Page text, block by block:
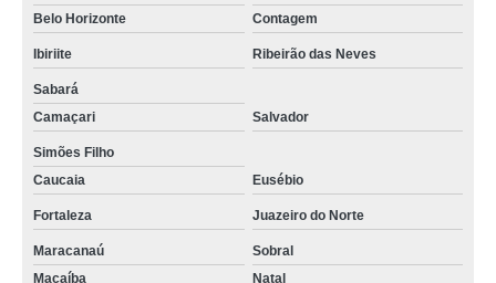
Belo Horizonte
Contagem
Ibiriite Ribeirão das Neves
Sabará
Camaçari
Salvador
Simões Filho
Caucaia
Eusébio
Fortaleza Juazeiro do Norte
Maracanaú
Sobral
Macaíba
Natal